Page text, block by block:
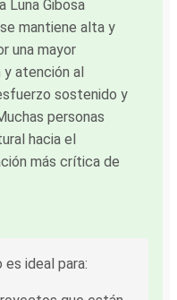
Luna Gibosa
mantiene alta y
una mayor
atención al
sostenido y
personas
hacia el
más crítica de
ideal para: